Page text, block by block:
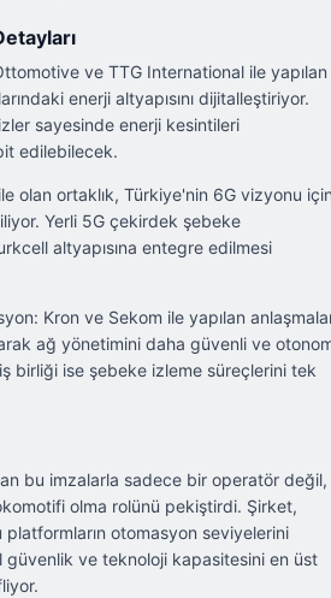
ve TTG International ile yapılan
enerji altyapısını dijitalleştiriyor.
sayesinde enerji kesintileri
edilebilecek.
olan ortaklık, Türkiye'nin 6G vizyonu
Yerli 5G çekirdek şebeke
altyapısına entegre edilmesi
Kron ve Sekom ile yapılan
ağ yönetimini daha güvenli ve
birliği ise şebeke izleme süreçlerini tek
bu imzalarla sadece bir operatör değil,
olma rolünü pekiştirdi. Şirket,
otomasyon seviyelerini
güvenlik ve teknoloji kapasitesini en üst